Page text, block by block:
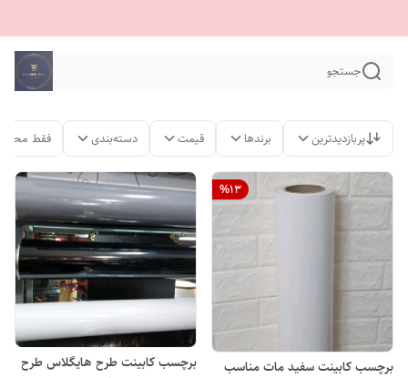
جستجو
پربازدیدترین برندها قیمت دسته‌بندی فقط
%13
برچسب کابینت سفید مات مناسب
برچسب کابینت طرح هایگلاس طرح